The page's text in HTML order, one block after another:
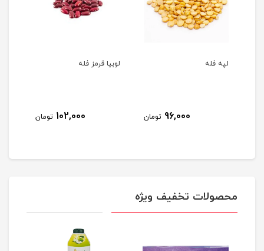
لپه فله
96,000 تومان
لوبیا قرمز فله
102,000 تومان
محصولات تخفیف ویژه